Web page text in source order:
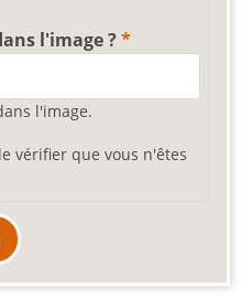
l'image ?
l'image.
vérifier que vous n'êtes